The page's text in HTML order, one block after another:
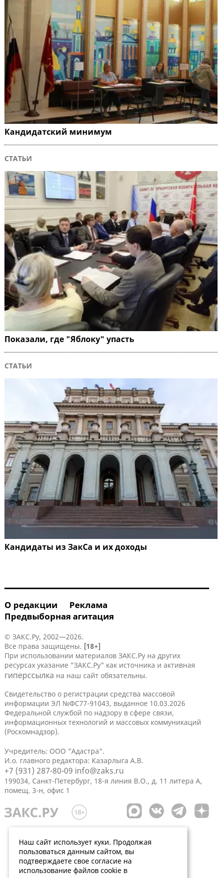
Кандидатский минимум
СТАТЬИ
Показали, где "Яблоку" упасть
СТАТЬИ
Кандидаты из ЗакСа и их доходы
О редакции
Реклама
Предвыборная агитация
© ЗАКС.Ру, 2002—2026.
Все права защищены. [18+]
При использовании материалов ЗАКС.Ру на других
ресурсах указание "ЗАКС.Ру" как источника и активная
гиперссылка на наш сайт обязательны.
Свидетельство о регистрации средства массовой
информации ЭЛ №ФС77-91043, выданное 10.03.2026
Федеральной службой по надзору в сфере связи,
информационных технологий и массовых коммуникаций
(Роскомнадзор).
Учредитель: ООО "Адастра".
И.о. главного редактора: Казарлыга А.В.
+7 (931) 287-80-09 info@zaks.ru
199034, Санкт-Петербург, 18-я линия В.О., д. 11 литера А,
помещ. 3-н, офис 1
Наш сайт использует куки. Продолжая
пользоваться данным сайтом, вы
подтверждаете свое согласие на
использование файлов cookie в